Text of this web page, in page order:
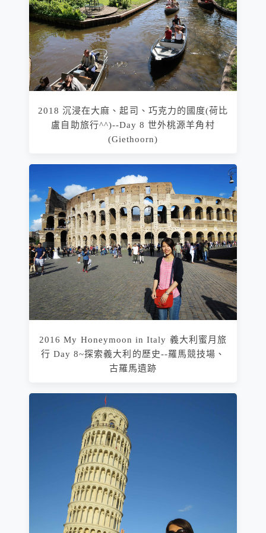
2018 沉浸在大麻、起司、巧克力的國度(荷比
盧自助旅行^^)--Day 8 世外桃源羊角村
(Giethoorn)
2016 My Honeymoon in Italy 義大利蜜月旅
行 Day 8~探索義大利的歷史--羅馬競技場、
古羅馬遺跡